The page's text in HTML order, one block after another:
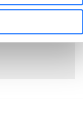
Group